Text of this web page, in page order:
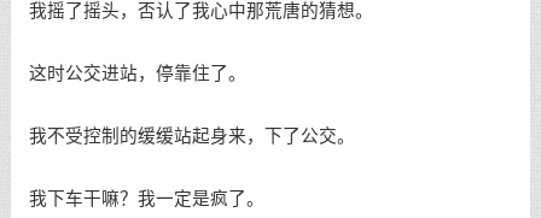
我摇了摇头，否认了我心中那荒唐的猜想。
这时公交进站，停靠住了。
我不受控制的缓缓站起身来，下了公交。
我下车干嘛？我一定是疯了。